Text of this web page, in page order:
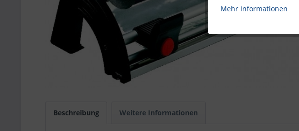
Beschreibung Weitere Informationen
Mehr Informationen